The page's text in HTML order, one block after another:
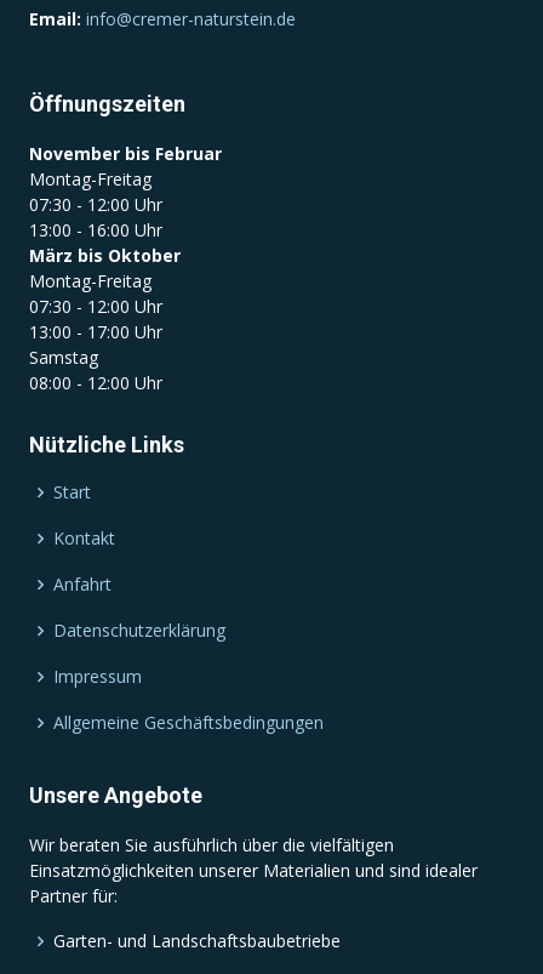
Email: info@cremer-naturstein.de
Öffnungszeiten
November bis Februar
Montag-Freitag
07:30 - 12:00 Uhr
13:00 - 16:00 Uhr
März bis Oktober
Montag-Freitag
07:30 - 12:00 Uhr
13:00 - 17:00 Uhr
Samstag
08:00 - 12:00 Uhr
Nützliche Links
Start
Kontakt
Anfahrt
Datenschutzerklärung
Impressum
Allgemeine Geschäftsbedingungen
Unsere Angebote
Wir beraten Sie ausführlich über die vielfältigen
Einsatzmöglichkeiten unserer Materialien und sind idealer
Partner für:
Garten- und Landschaftsbaubetriebe